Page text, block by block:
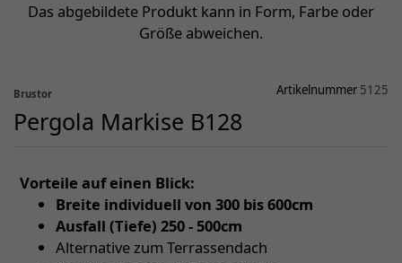
Das abgebildete Produkt kann in Form, Farbe oder
Größe abweichen.
Brustor Artikelnummer 5125
Pergola Markise B128
Vorteile auf einen Blick:
Breite individuell von 300 bis 600cm
Ausfall (Tiefe) 250 - 500cm
Alternative zum Terrassendach